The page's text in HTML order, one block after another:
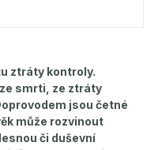
ztráty kontroly.
smrti, ze ztráty
jsou četné
může rozvinout
či duševní